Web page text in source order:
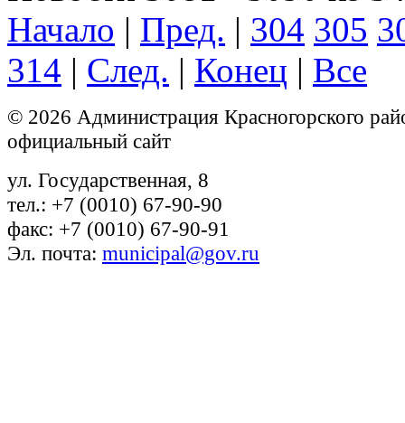
Начало | Пред. | 304 305
314 | След. | Конец | Все
© 2026 Администрация Красногорского
официальный сайт
ул. Государственная, 8
тел.: +7 (0010) 67-90-90
факс: +7 (0010) 67-90-91
Эл. почта: municipal@gov.ru